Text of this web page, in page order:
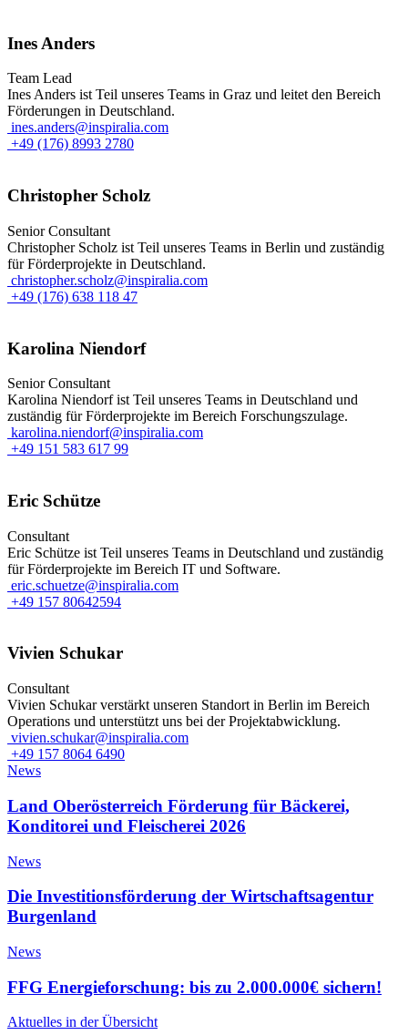
Ines Anders
Team Lead
Ines Anders ist Teil unseres Teams in Graz und leitet den Bereich
Förderungen in Deutschland.
ines.anders@inspiralia.com
+49 (176) 8993 2780
Christopher Scholz
Senior Consultant
Christopher Scholz ist Teil unseres Teams in Berlin und zuständig
für Förderprojekte in Deutschland.
christopher.scholz@inspiralia.com
+49 (176) 638 118 47
Karolina Niendorf
Senior Consultant
Karolina Niendorf ist Teil unseres Teams in Deutschland und
zuständig für Förderprojekte im Bereich Forschungszulage.
karolina.niendorf@inspiralia.com
+49 151 583 617 99
Eric Schütze
Consultant
Eric Schütze ist Teil unseres Teams in Deutschland und zuständig
für Förderprojekte im Bereich IT und Software.
eric.schuetze@inspiralia.com
+49 157 80642594
Vivien Schukar
Consultant
Vivien Schukar verstärkt unseren Standort in Berlin im Bereich
Operations und unterstützt uns bei der Projektabwicklung.
vivien.schukar@inspiralia.com
+49 157 8064 6490
News
Land Oberösterreich Förderung für Bäckerei,
Konditorei und Fleischerei 2026
News
Die Investitionsförderung der Wirtschaftsagentur
Burgenland
News
FFG Energieforschung: bis zu 2.000.000€ sichern!
Aktuelles in der Übersicht